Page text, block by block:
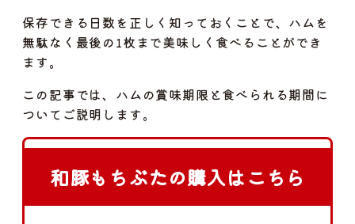
保存できる日数を正しく知っておくことで、ハムを
無駄なく最後の1枚まで美味しく食べることができ
ます。
この記事では、ハムの賞味期限と食べられる期間に
ついてご説明します。
和豚もちぶたの購入はこちら